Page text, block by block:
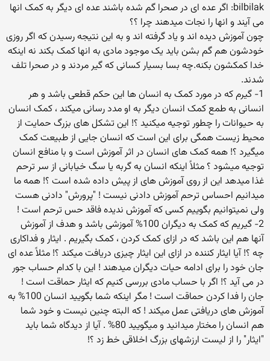
bilbilak: اگر عده ای در صحرا گم شده باشند عده ای دیگر به کمک انها
می آیند و انها را نجات میدهند چرا ؟؟
چون آموزش دیده اند و یاد گرفته اند و به این نتیجه رسیدن که اگر روزی
خودشون هم گم بشن باید یک موجود مادی به انها کمک بکند نه اینکه
خدا کمکشون بکنه.چه بسا بسیار کسانی که گیر مردند و در صحرا تلف
شدند.
1- گیرم که در مورد کمک به انسان ها این حکم قطعی باشد و هر
انسانی به طمع کمک انسان دیگر به او مدد رسانی میکند ، کمک انسان
به حیوانات را چطور توجیه میکنید ؟! این تشکل های بزرگ حمایت از
محیط زیست همگی برای این است که انسان جایی از طبیعت کمک
میگیرد ؟! همه کمک های انسان در اثر آموزش است و با منافع انسان
توجیه میشود ؟ مثلاً اینکه انسان به گربه یا سگ خیابانی از سر ترحم
غذا میدهد این از روی آموزش های از پیش داده شده است ؟! همه ما
میدانیم احساس ترحم آموزش دادنی نیست ! "پرورش" دادنی هست
ولی نمیتوانیم بگوییم کسی که آموزش ندیده فاقد حس ترحم است !
2- گیریم که کمک به دیگران 100% آموزشی باشد و هدف از آموزش
آنها هم این باشد که در ازای کمک کردن ، کمک بگیریم . ایثار و فداکاری
چه ؟! آیا ایثار کننده در ازای این ایثار چیزی دریافت میکند ؟! مثلاً عده ای
جان خود را برای ادامه حیات دیگران میدهند ! این با کدام حساب جور
در می آید ؟! اگر با حساب مادی بررسی کنیم که ایثار حماقت است !
جان را فدا کردن حماقت است ! مگر اینکه شما بگویید انسان 100% به
آموزش های دریافتی عمل میکند ! که البته چنین نیست و خود شما
هم انسان را مختار میدانید و میگویید 80% . آیا از دیدگاه شما باید
"ایثار" را از لیست ارزشهای بزرگ اخلاقی خط زد ؟!